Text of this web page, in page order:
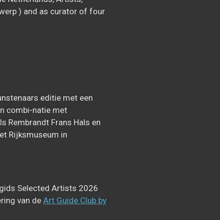
) and as curator of four
editie met een
combi-natie met
Rembrandt Frans Hals en
Rijksmuseum in
Selected Artists 2026
van de Art Guide Club by